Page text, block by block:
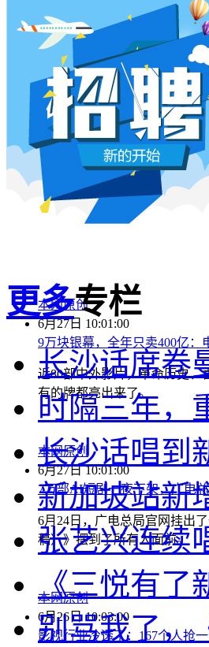
6月28日 9:25:00
周星驰跑去拍AI短剧了，电影
5月31号，横店。63岁的周星
辅助制作，成本400万。预计9
本网原创
6月28日 9:25:00
红果砸两个亿救真人短剧，图
短剧从业者在评论区集体破
是："我们拍三天的东西，AI
本网原创
6月27日 10:01:00
9万块银幕，全年只卖400亿：
近80部中外影片，革命历史、
有的牌都亮出来了。
本网原创
6月27日 10:01:00
7万部AI短剧一夜下架，广电
6月24日，广电总局官网挂出
稿）》摆到了所有人面前。
本网原创
6月26日 10:03:00
影视行业冷透了：167个人抢
更多专栏
长沙话席卷
时隔三年，
长沙话唱到
新加坡站新
张艺兴连续
《三悦有了
别骂我了，